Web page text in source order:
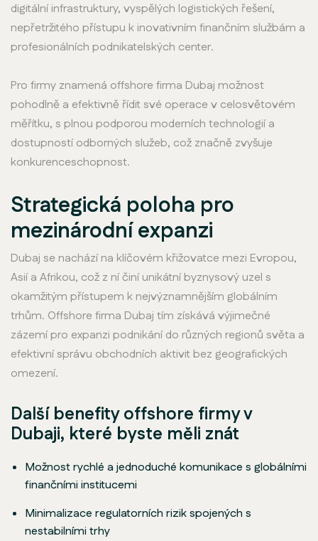
digitální infrastruktury, vyspělých logistických řešení,
nepřetržitého přístupu k inovativním finančním službám a
profesionálních podnikatelských center.
Pro firmy znamená offshore firma Dubaj možnost
pohodlně a efektivně řídit své operace v celosvětovém
měřítku, s plnou podporou moderních technologií a
dostupností odborných služeb, což značně zvyšuje
konkurenceschopnost.
Strategická poloha pro
mezinárodní expanzi
Dubaj se nachází na klíčovém křižovatce mezi Evropou,
Asií a Afrikou, což z ní činí unikátní byznysový uzel s
okamžitým přístupem k nejvýznamnějším globálním
trhům. Offshore firma Dubaj tím získává výjimečné
zázemí pro expanzi podnikání do různých regionů světa a
efektivní správu obchodních aktivit bez geografických
omezení.
Další benefity offshore firmy v
Dubaji, které byste měli znát
Možnost rychlé a jednoduché komunikace s globálními
finančními institucemi
Minimalizace regulatorních rizik spojených s
nestabilními trhy